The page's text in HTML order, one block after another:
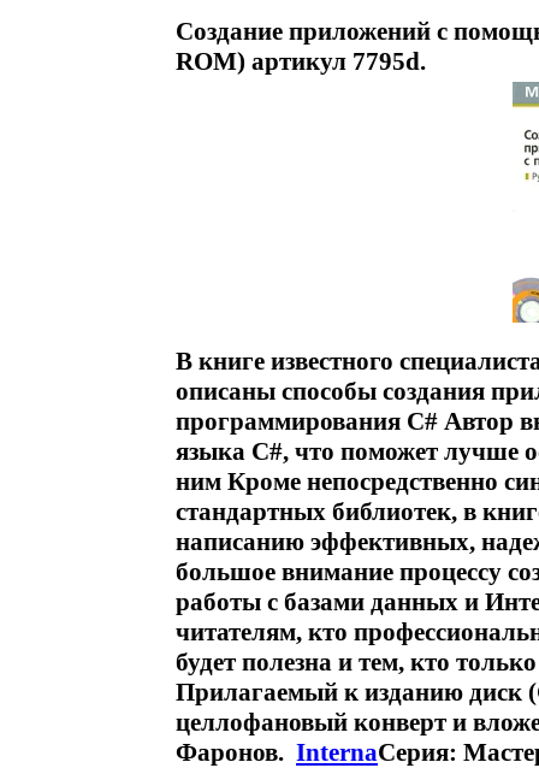
Создание приложений с
ROM) артикул 7795d.
В книге известного
описаны способы создания
программирования С# Автор
языка С#, что поможет лучше
ним Кроме непосредственно
стандартных библиотек, в
написанию эффективных,
большое внимание процессу
работы с базами данных и
читателям, кто
будет полезна и тем, кто
Прилагаемый к изданию диск
целлофановый конверт и
Фаронов. InternaСерия: